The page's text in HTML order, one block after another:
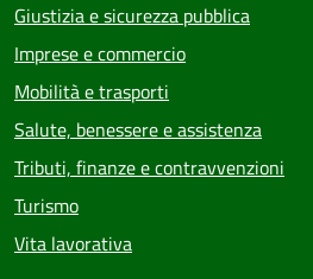
Giustizia e sicurezza pubblica
Imprese e commercio
Mobilità e trasporti
Salute, benessere e assistenza
Tributi, finanze e contravvenzioni
Turismo
Vita lavorativa